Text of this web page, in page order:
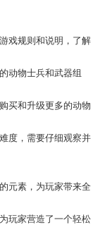
戏规则和说明，了解
动物士兵和武器组
买和升级更多的动物
度，需要仔细观察并
元素，为玩家带来全
玩家营造了一个轻松